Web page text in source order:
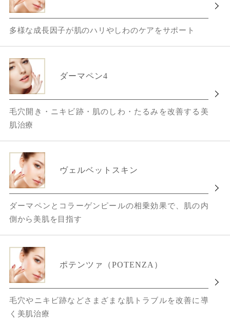
多様な成長因子が肌のハリやしわのケアをサポート
ダーマペン4
毛穴開き・ニキビ跡・肌のしわ・たるみを改善する美
肌治療
ヴェルベットスキン
ダーマペンとコラーゲンピールの相乗効果で、肌の内
側から美肌を目指す
ポテンツァ（POTENZA）
毛穴やニキビ跡などさまざまな肌トラブルを改善に導
く美肌治療